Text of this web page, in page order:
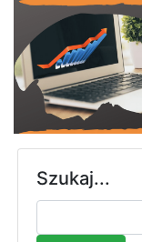
Szukaj...